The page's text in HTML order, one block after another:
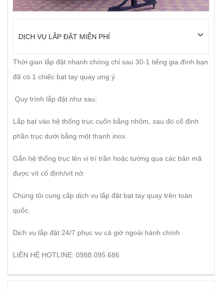
DỊCH VỤ LẮP ĐẶT MIỄN PHÍ
Thời gian lắp đặt nhanh chóng chỉ sau 30-1 tiếng gia đình bạn
đã có 1 chiếc bạt tay quay ưng ý
Quy trình lắp đặt như sau:
Lắp bạt vào hệ thống trục cuốn bằng nhôm, sau đó cố định
phần trục dưới bằng một thanh inox.
Gắn hệ thống trục lên vị trí trần hoặc tường qua các bản mã
được vít cố định/vít nở.
Chúng tôi cung cấp dịch vụ lắp đặt bạt tay quay trên toàn
quốc.
Dịch vụ lắp đặt 24/7 phục vụ cả giờ ngoài hành chính
LIÊN HỆ HOTLINE: 0988.095.686